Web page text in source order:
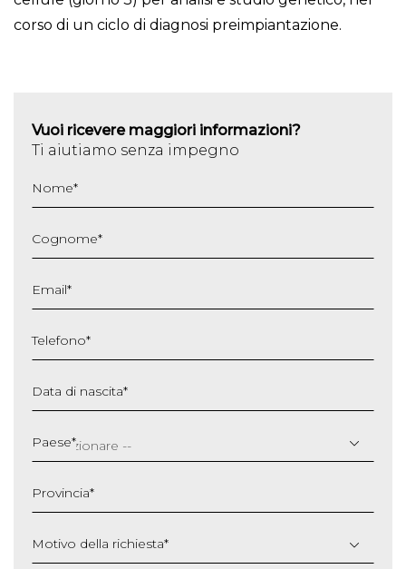
corso di un ciclo di diagnosi preimpiantazione.
Vuoi ricevere maggiori informazioni?
Ti aiutiamo senza impegno
Nome*
Cognome*
Email*
Telefono*
Data di nascita*
slash
MM
AAAA
Paese*
Provincia*
Motivo della richiesta*